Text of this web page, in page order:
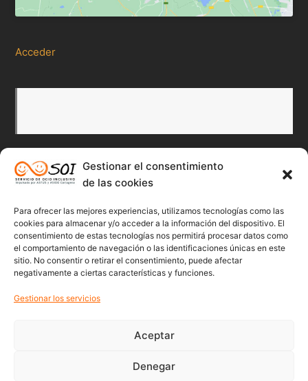
Gestionar el consentimiento
de las cookies
Para ofrecer las mejores experiencias, utilizamos tecnologías como las
cookies para almacenar y/o acceder a la información del dispositivo. El
consentimiento de estas tecnologías nos permitirá procesar datos como
el comportamiento de navegación o las identificaciones únicas en este
sitio. No consentir o retirar el consentimiento, puede afectar
negativamente a ciertas características y funciones.
Gestionar los servicios
Aceptar
Denegar
Acceder
Redes Sociales
Twitter
Facebook
Youtube
© 2022 Soicartagena | Servicio de ocio inclusivo | diseño: